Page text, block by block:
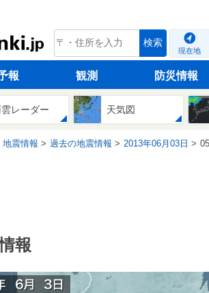
tenki.jp 検索
現在地
報 観測 防災情報
レーダー 天気図
地震情報 過去の地震情報 2013年06月03日
報